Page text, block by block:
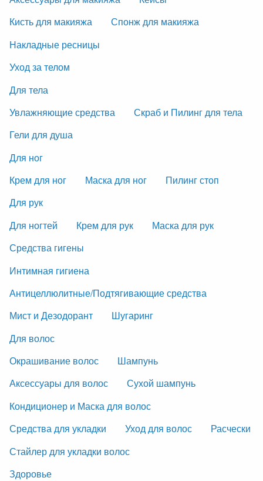
Кисть для макияжа
Спонж для макияжа
Накладные ресницы
Уход за телом
Для тела
Увлажняющие средства
Скраб и Пилинг для тела
Гели для душа
Для ног
Крем для ног
Маска для ног
Пилинг стоп
Для рук
Для ногтей
Крем для рук
Маска для рук
Средства гигены
Интимная гигиена
Антицеллюлитные/Подтягивающие средства
Мист и Дезодорант
Шугаринг
Для волос
Окрашивание волос
Шампунь
Аксессуары для волос
Сухой шампунь
Кондиционер и Маска для волос
Средства для укладки
Уход для волос
Расчески
Стайлер для укладки волос
Здоровье